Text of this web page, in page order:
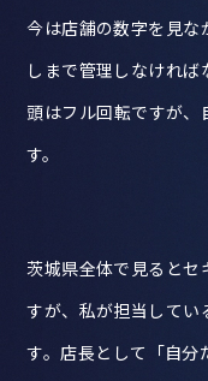
今は店舗の数字を見な
しまで管理しなければ
頭はフル回転ですが、
す。
茨城県全体で見るとセ
すが、私が担当してい
す。店長として「自分